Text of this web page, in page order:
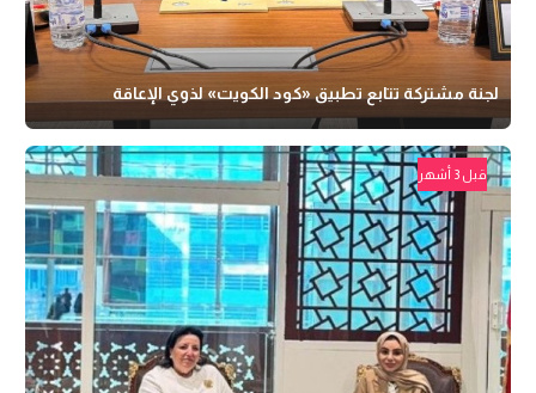
لجنة مشتركة تتابع تطبيق «كود الكويت» لذوي الإعاقة
قبل 3 أشهر